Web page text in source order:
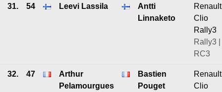
31. 54 Leevi Lassila
Antti
Linnaketo
Renault
Clio
Rally3
Rally3 |
RC3
32. 47
Arthur
Pelamourgues
Bastien
Pouget
Renault
Clio